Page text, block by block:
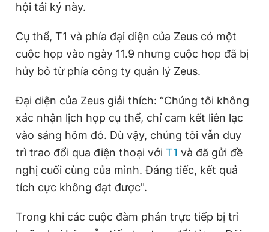
hội tái ký này.
Cụ thể, T1 và phía đại diện của Zeus có một
cuộc họp vào ngày 11.9 nhưng cuộc họp đã bị
hủy bỏ từ phía công ty quản lý Zeus.
Đại diện của Zeus giải thích: “Chúng tôi không
xác nhận lịch họp cụ thể, chỉ cam kết liên lạc
vào sáng hôm đó. Dù vậy, chúng tôi vẫn duy
trì trao đổi qua điện thoại với T1 và đã gửi đề
nghị cuối cùng của mình. Đáng tiếc, kết quả
tích cực không đạt được".
Trong khi các cuộc đàm phán trực tiếp bị trì